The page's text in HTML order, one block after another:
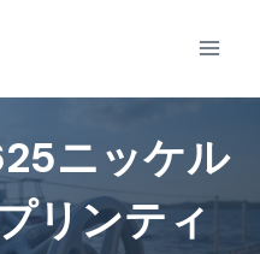
ニッケル
リンティ